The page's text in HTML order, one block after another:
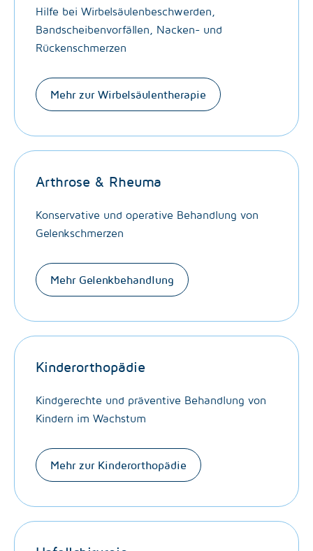
Hilfe bei Wirbelsäulenbeschwerden,
Bandscheibenvorfällen, Nacken- und
Rückenschmerzen
Mehr zur Wirbelsäulentherapie
Arthrose & Rheuma
Konservative und operative Behandlung von
Gelenkschmerzen
Mehr Gelenkbehandlung
Kinderorthopädie
Kindgerechte und präventive Behandlung von
Kindern im Wachstum
Mehr zur Kinderorthopädie